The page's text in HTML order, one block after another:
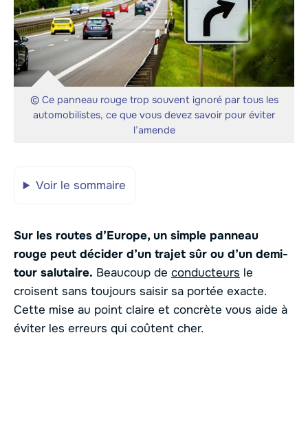
© Ce panneau rouge trop souvent ignoré par tous les
automobilistes, ce que vous devez savoir pour éviter
l’amende
Voir le sommaire
Sur les routes d’Europe, un simple panneau
rouge peut décider d’un trajet sûr ou d’un demi-
tour salutaire. Beaucoup de conducteurs le
croisent sans toujours saisir sa portée exacte.
Cette mise au point claire et concrète vous aide à
éviter les erreurs qui coûtent cher.